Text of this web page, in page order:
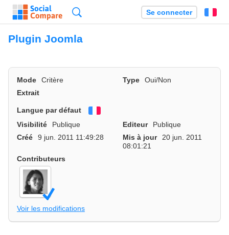
Se connecter
Plugin Joomla
Mode Critère Type
Oui/Non
Extrait
Langue par défaut
Visibilité
Publique Editeur
Publique
Créé
9 jun. 2011 11:49:28 Mis à jour
20 jun. 2011
08:01:21
Contributeurs
Voir les modifications